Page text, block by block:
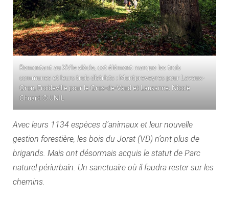
Remontant au XVIe siècle, cet élément marque les trois
communes et leurs trois districts : Montpreveyres pour Lavaux-
Oron, Froideville pour le Gros-de-Vaud et Lausanne. Nicole
Chuard © UNIL
Avec leurs 1134 espèces d’animaux et leur nouvelle
gestion forestière, les bois du Jorat (VD) n’ont plus de
brigands. Mais ont désormais acquis le statut de Parc
naturel périurbain. Un sanctuaire où il faudra rester sur les
chemins.